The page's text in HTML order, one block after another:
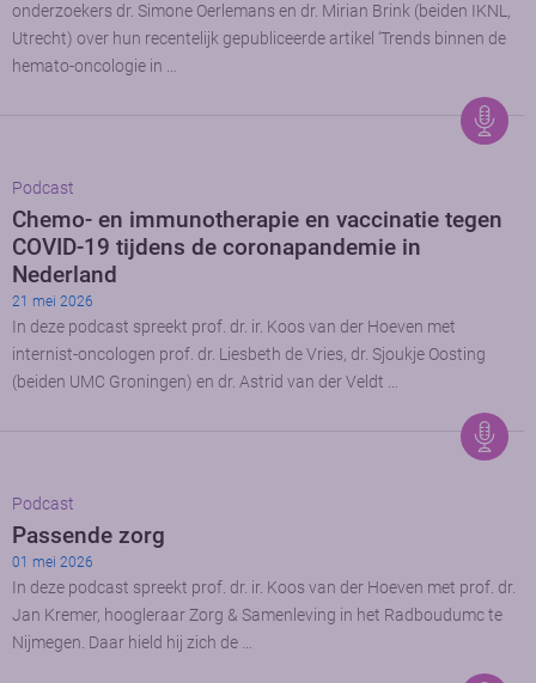
onderzoekers dr. Simone Oerlemans en dr. Mirian Brink (beiden IKNL,
Utrecht) over hun recentelijk gepubliceerde artikel ‘Trends binnen de
hemato-oncologie in …
Podcast
Chemo- en immunotherapie en vaccinatie tegen
COVID-19 tijdens de coronapandemie in
Nederland
21 mei 2026
In deze podcast spreekt prof. dr. ir. Koos van der Hoeven met
internist-oncologen prof. dr. Liesbeth de Vries, dr. Sjoukje Oosting
(beiden UMC Groningen) en dr. Astrid van der Veldt …
Podcast
Passende zorg
01 mei 2026
In deze podcast spreekt prof. dr. ir. Koos van der Hoeven met prof. dr.
Jan Kremer, hoogleraar Zorg & Samenleving in het Radboudumc te
Nijmegen. Daar hield hij zich de …